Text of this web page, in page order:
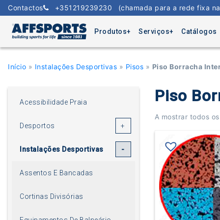
Skip
Contactos +351219239230 (chamada para a rede fixa
Produtos Serviços Catálogos
Início » Instalações Desportivas » Pisos » Piso Borracha
Piso
A mostrar todos
Acessibilidade Praia
Desportos
Instalações Desportivas
Assentos E Bancadas
Cortinas Divisórias